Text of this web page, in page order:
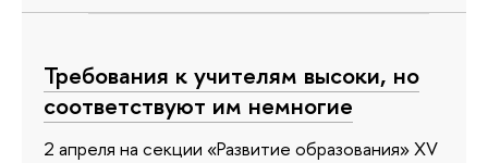
Требования к учителям высоки, но
соответствуют им немногие
2 апреля на секции «Развитие образования» XV